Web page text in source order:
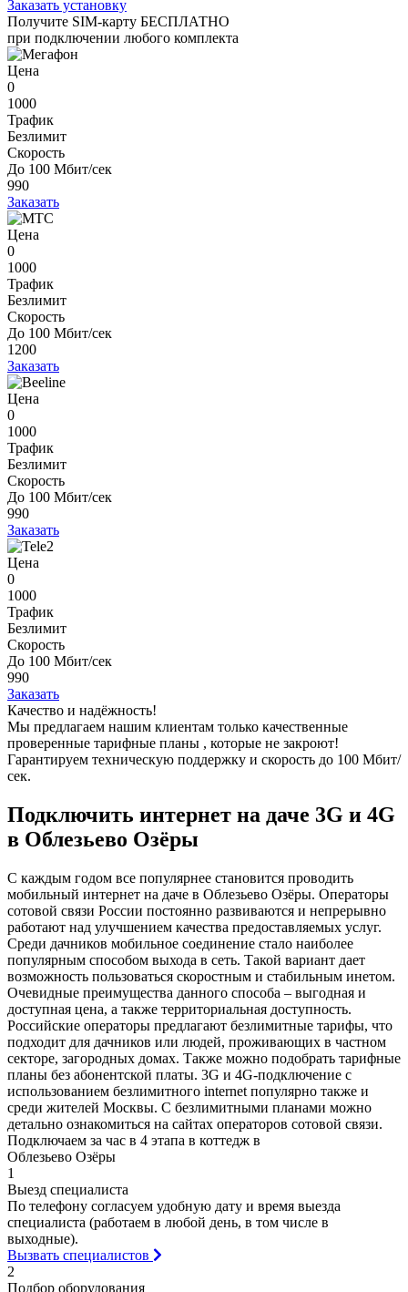
Заказать установку
Получите SIM-карту БЕСПЛАТНО
при подключении любого комплекта
Цена
0
1000
Трафик
Безлимит
Скорость
До 100 Мбит/сек
990
Заказать
Цена
0
1000
Трафик
Безлимит
Скорость
До 100 Мбит/сек
1200
Заказать
Цена
0
1000
Трафик
Безлимит
Скорость
До 100 Мбит/сек
990
Заказать
Цена
0
1000
Трафик
Безлимит
Скорость
До 100 Мбит/сек
990
Заказать
Качество и надёжность!
Мы предлагаем нашим клиентам только качественные
проверенные тарифные планы , которые не закроют!
Гарантируем техническую поддержку и скорость до 100 Мбит/
сек.
Подключить интернет на даче 3G и 4G
в Облезьево Озёры
С каждым годом все популярнее становится проводить
мобильный интернет на даче в Облезьево Озёры. Операторы
сотовой связи России постоянно развиваются и непрерывно
работают над улучшением качества предоставляемых услуг.
Среди дачников мобильное соединение стало наиболее
популярным способом выхода в сеть. Такой вариант дает
возможность пользоваться скоростным и стабильным инетом.
Очевидные преимущества данного способа – выгодная и
доступная цена, а также территориальная доступность.
Российские операторы предлагают безлимитные тарифы, что
подходит для дачников или людей, проживающих в частном
секторе, загородных домах. Также можно подобрать тарифные
планы без абонентской платы. 3G и 4G-подключение с
использованием безлимитного internet популярно также и
среди жителей Москвы. С безлимитными планами можно
детально ознакомиться на сайтах операторов сотовой связи.
Подключаем за час в 4 этапа в коттедж в
Облезьево Озёры
1
Выезд специалиста
По телефону согласуем удобную дату и время выезда
специалиста (работаем в любой день, в том числе в
выходные).
Вызвать специалистов
2
Подбор оборудования